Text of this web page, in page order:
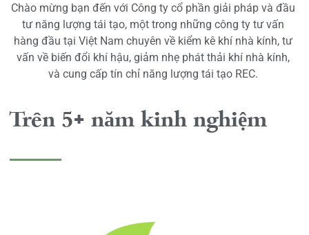
Chào mừng bạn đến với Công ty cổ phần giải pháp và đầu
tư năng lượng tái tạo, một trong những công ty tư vấn
hàng đầu tại Việt Nam chuyên về kiểm kê khí nhà kính, tư
vấn về biến đổi khí hậu, giảm nhẹ phát thải khí nhà kính,
và cung cấp tín chỉ năng lượng tái tạo REC.
Trên 5+ năm kinh nghiệm